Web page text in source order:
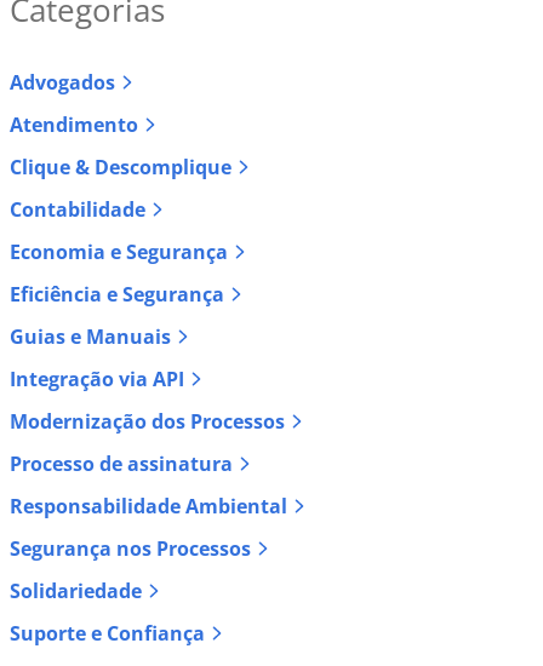
Categorias
Advogados
Atendimento
Clique & Descomplique
Contabilidade
Economia e Segurança
Eficiência e Segurança
Guias e Manuais
Integração via API
Modernização dos Processos
Processo de assinatura
Responsabilidade Ambiental
Segurança nos Processos
Solidariedade
Suporte e Confiança